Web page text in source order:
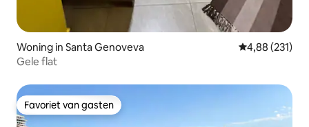
Woning in Santa Genoveva Gemiddelde
4,88 (231)
Gele flat
Favoriet van gasten
Favoriet van gasten